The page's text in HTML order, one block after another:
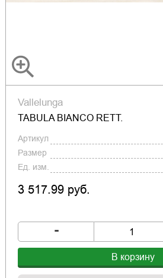
Vallelunga
TABULA BIANCO RETT.
Артикул
Размер
Ед. изм.
3 517.99 руб.
-
В корзину